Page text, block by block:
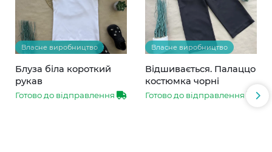
Власне виробництво
Блуза біла короткий
рукав
Готово до відправлення
Власне виробництво
Відшивається. Палаццо
костюмка чорні
Готово до відправлення